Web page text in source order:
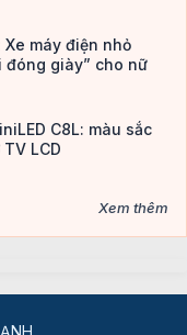
Xe máy điện nhỏ
đóng giày” cho nữ
C8L: màu sắc
LCD
Xem thêm